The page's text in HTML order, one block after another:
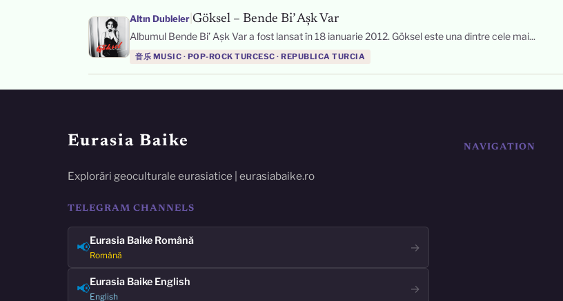
Altın Dubleler Göksel – Bende Bi’ Aşk Var
Albumul Bende Bi’ Aşk Var a fost lansat în 18 ianuarie 2012. Göksel este una dintre cele mai...
音乐 MUSIC · POP-ROCK TURCESC · REPUBLICA TURCIA
Eurasia Baike
Explorări geoculturale eurasiatice | eurasiabaike.ro
TELEGRAM CHANNELS
📢Eurasia Baike Română
Română
→
📢Eurasia Baike English
English
→
NAVIGATION